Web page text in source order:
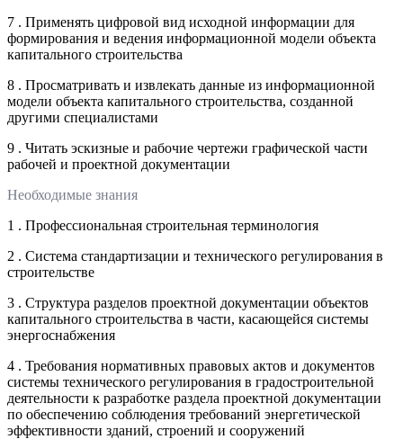
7 . Применять цифровой вид исходной информации для
формирования и ведения информационной модели объекта
капитального строительства
8 . Просматривать и извлекать данные из информационной
модели объекта капитального строительства, созданной
другими специалистами
9 . Читать эскизные и рабочие чертежи графической части
рабочей и проектной документации
Необходимые знания
1 . Профессиональная строительная терминология
2 . Система стандартизации и технического регулирования в
строительстве
3 . Структура разделов проектной документации объектов
капитального строительства в части, касающейся системы
энергоснабжения
4 . Требования нормативных правовых актов и документов
системы технического регулирования в градостроительной
деятельности к разработке раздела проектной документации
по обеспечению соблюдения требований энергетической
эффективности зданий, строений и сооружений